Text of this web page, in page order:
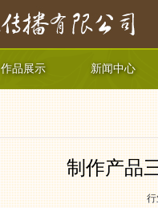
作品展示 新闻中心
制作产品
行